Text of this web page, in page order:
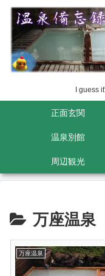
I guess
正面玄関
温泉別館
周辺観光
万座温泉
万座温泉